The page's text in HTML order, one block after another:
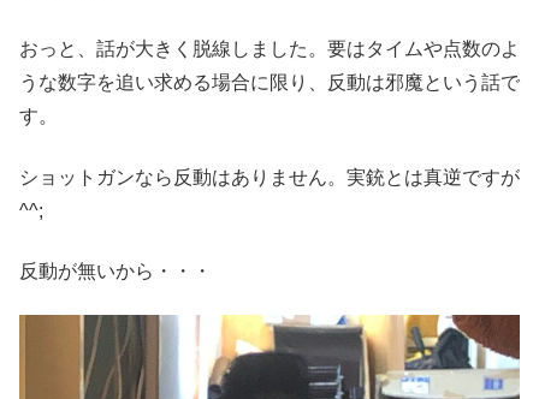
おっと、話が大きく脱線しました。要はタイムや点数のよ
うな数字を追い求める場合に限り、反動は邪魔という話で
す。
ショットガンなら反動はありません。実銃とは真逆ですが
^^;
反動が無いから・・・